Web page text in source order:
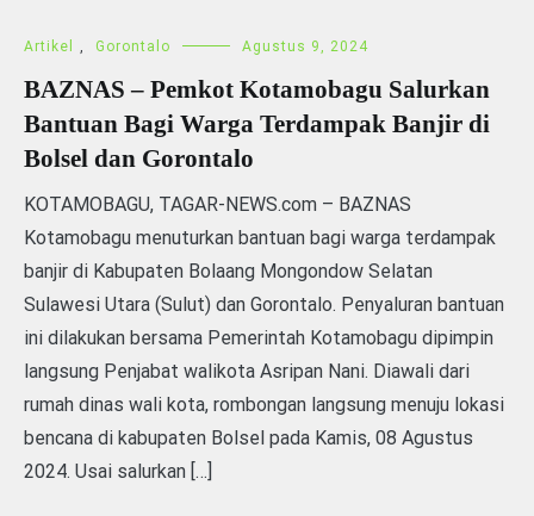
Artikel , Gorontalo Agustus 9, 2024
BAZNAS – Pemkot Kotamobagu Salurkan
Bantuan Bagi Warga Terdampak Banjir di
Bolsel dan Gorontalo
KOTAMOBAGU, TAGAR-NEWS.com – BAZNAS
Kotamobagu menuturkan bantuan bagi warga terdampak
banjir di Kabupaten Bolaang Mongondow Selatan
Sulawesi Utara (Sulut) dan Gorontalo. Penyaluran bantuan
ini dilakukan bersama Pemerintah Kotamobagu dipimpin
langsung Penjabat walikota Asripan Nani. Diawali dari
rumah dinas wali kota, rombongan langsung menuju lokasi
bencana di kabupaten Bolsel pada Kamis, 08 Agustus
2024. Usai salurkan […]